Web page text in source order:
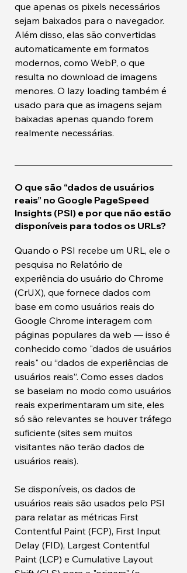
que apenas os pixels necessários
sejam baixados para o navegador.
Além disso, elas são convertidas
automaticamente em formatos
modernos, como WebP, o que
resulta no download de imagens
menores. O lazy loading também é
usado para que as imagens sejam
baixadas apenas quando forem
realmente necessárias.
O que são “dados de usuários
reais” no Google PageSpeed ​​
Insights (PSI) e por que não estão
disponíveis para todos os URLs?
Quando o PSI recebe um URL, ele o
pesquisa no Relatório de
experiência do usuário do Chrome
(CrUX), que fornece dados com
base em como usuários reais do
Google Chrome interagem com
páginas populares da web — isso é
conhecido como "dados de usuários
reais" ou “dados de experiências de
usuários reais”. Como esses dados
se baseiam no modo como usuários
reais experimentaram um site, eles
só são relevantes se houver tráfego
suficiente (sites sem muitos
visitantes não terão dados de
usuários reais).
Se disponíveis, os dados de
usuários reais são usados pelo PSI
para relatar as métricas First
Contentful Paint (FCP), First Input
Delay (FID), Largest Contentful
Paint (LCP) e Cumulative Layout